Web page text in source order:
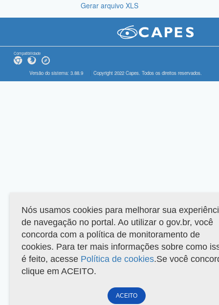
Gerar arquivo XLS
Compatibilidade
Versão do sistema: 3.88.9 Copyright 2022 Capes. Todos os direitos reservados.
Nós usamos cookies para melhorar sua
de navegação no portal. Ao utilizar o gov.br, você
concorda com a política de monitoramento de
cookies. Para ter mais informações sobre como
é feito, acesse Política de cookies.Se você
clique em ACEITO.
ACEITO